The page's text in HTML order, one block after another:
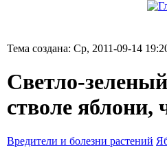
Тема создана: Ср, 2011-09-14
Светло-
стволе яблони,
Вредители и болезни растений